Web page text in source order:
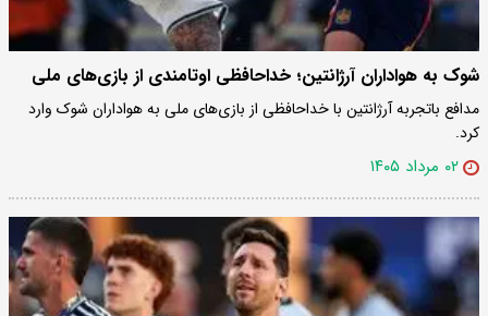
شوک به هواداران آرژانتین؛ خداحافظی اوتامندی از بازی‌های ملی
مدافع باتجربه آرژانتین با خداحافظی از بازی‌های ملی به هواداران شوک وارد
کرد.
۰۲ مرداد ۱۴۰۵